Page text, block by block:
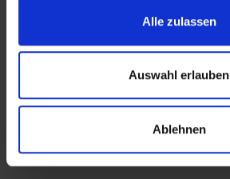
Alle zulassen
Auswahl erlauben
Ablehnen
Zusätzliches Material